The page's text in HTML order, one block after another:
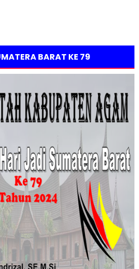
BARAT KE 79